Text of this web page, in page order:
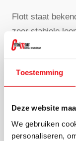
Toestemming
Deze website
We gebruiken
personaliseren,
Flott staat
zeer stabiele
afwerking van je
behuizing en
weinig vibraties
slijpcycli. Dat
zowel
en nauwkeurige